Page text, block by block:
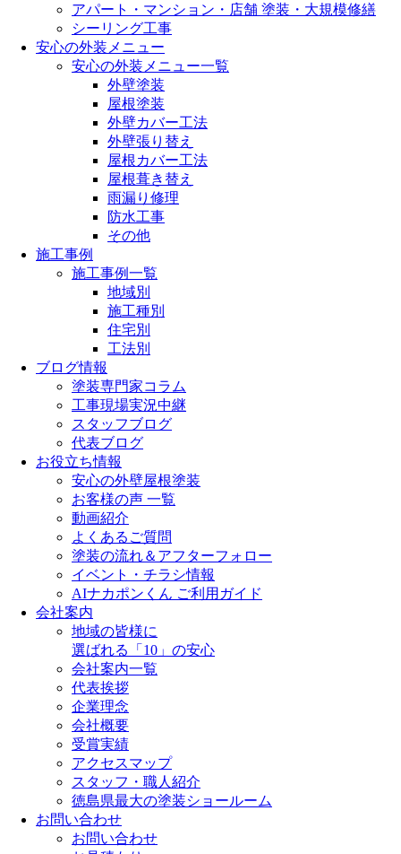
アパート・マンション・店舗 塗装・大規模修繕
シーリング工事
安心の外装メニュー
安心の外装メニュー一覧
外壁塗装
屋根塗装
外壁カバー工法
外壁張り替え
屋根カバー工法
屋根葺き替え
雨漏り修理
防水工事
その他
施工事例
施工事例一覧
地域別
施工種別
住宅別
工法別
ブログ情報
塗装専門家コラム
工事現場実況中継
スタッフブログ
代表ブログ
お役立ち情報
安心の外壁屋根塗装
お客様の声 一覧
動画紹介
よくあるご質問
塗装の流れ＆アフターフォロー
イベント・チラシ情報
AIナカポンくん ご利用ガイド
会社案内
地域の皆様に
選ばれる「10」の安心
会社案内一覧
代表挨拶
企業理念
会社概要
受賞実績
アクセスマップ
スタッフ・職人紹介
徳島県最大の塗装ショールーム
お問い合わせ
お問い合わせ